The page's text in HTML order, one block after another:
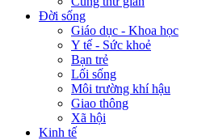
Đời sống
Giáo dục - Khoa học
Y tế - Sức khoẻ
Bạn trẻ
Lối sống
Môi trường khí hậu
Giao thông
Xã hội
Kinh tế